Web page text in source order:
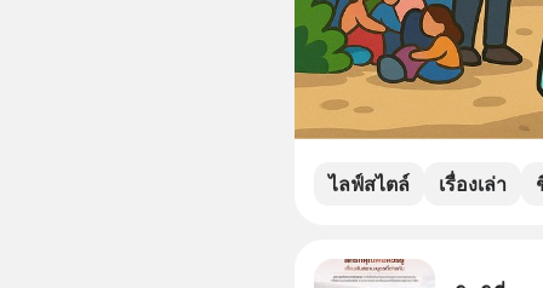
ไลฟ์สไตล์ เรื่องเล่า